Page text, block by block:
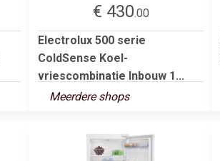
€ 430.00
Electrolux 500 serie
ColdSense Koel-
vriescombinatie Inbouw 1...
Meerdere shops